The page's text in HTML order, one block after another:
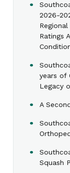
2026-
Ratings
years of
Legacy
A
Squash